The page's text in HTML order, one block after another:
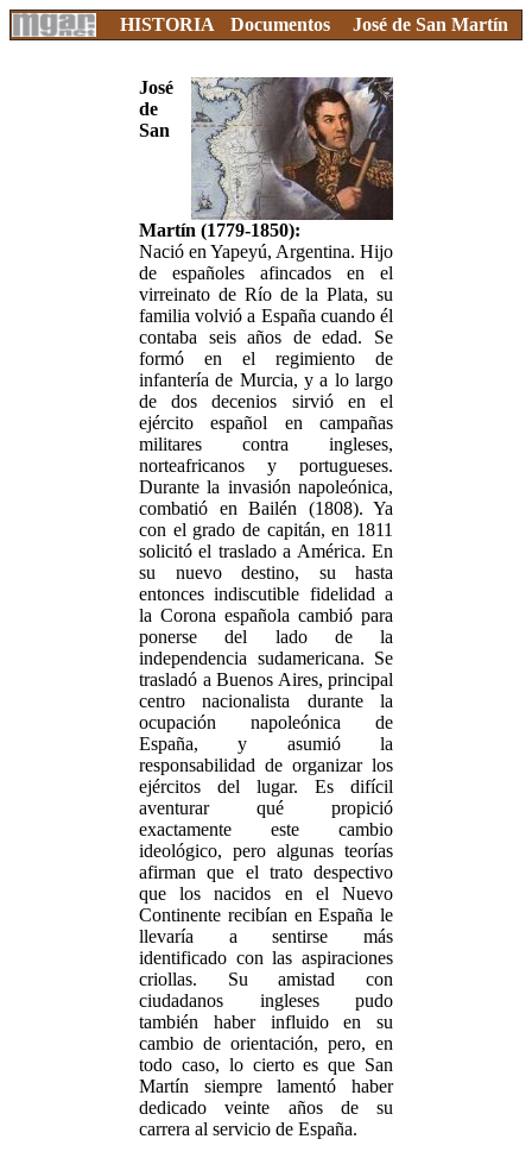
HISTORIA Documentos José de San Martín
José
de
San
Martín (1779-1850):
Nació en Yapeyú, Argentina. Hijo
de españoles afincados en el
virreinato de Río de la Plata, su
familia volvió a España cuando él
contaba seis años de edad. Se
formó en el regimiento de
infantería de Murcia, y a lo largo
de dos decenios sirvió en el
ejército español en campañas
militares contra ingleses,
norteafricanos y portugueses.
Durante la invasión napoleónica,
combatió en Bailén (1808). Ya
con el grado de capitán, en 1811
solicitó el traslado a América. En
su nuevo destino, su hasta
entonces indiscutible fidelidad a
la Corona española cambió para
ponerse del lado de la
independencia sudamericana. Se
trasladó a Buenos Aires, principal
centro nacionalista durante la
ocupación napoleónica de
España, y asumió la
responsabilidad de organizar los
ejércitos del lugar. Es difícil
aventurar qué propició
exactamente este cambio
ideológico, pero algunas teorías
afirman que el trato despectivo
que los nacidos en el Nuevo
Continente recibían en España le
llevaría a sentirse más
identificado con las aspiraciones
criollas. Su amistad con
ciudadanos ingleses pudo
también haber influido en su
cambio de orientación, pero, en
todo caso, lo cierto es que San
Martín siempre lamentó haber
dedicado veinte años de su
carrera al servicio de España.